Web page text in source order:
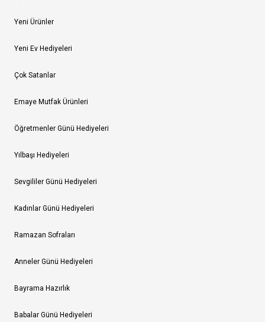
Yeni Ürünler
Yeni Ev Hediyeleri
Çok Satanlar
Emaye Mutfak Ürünleri
Öğretmenler Günü Hediyeleri
Yılbaşı Hediyeleri
Sevgililer Günü Hediyeleri
Kadınlar Günü Hediyeleri
Ramazan Sofraları
Anneler Günü Hediyeleri
Bayrama Hazırlık
Babalar Günü Hediyeleri